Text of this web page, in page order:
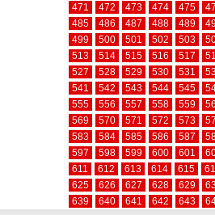
471
472 473 474 475
485
486 487 488 489
499
500 501 502 503
513
514 515 516 517
527
528 529 530 531
541
542 543 544 545
555
556 557 558 559
569
570 571 572 573
583
584 585 586 587
597
598 599 600 601
611
612 613 614 615
625
626 627 628 629
639
640 641 642 643